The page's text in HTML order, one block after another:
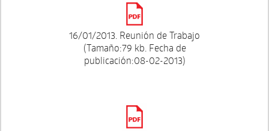
16/01/2013. Reunión de Trabajo
(Tamaño:79 kb. Fecha de
publicación:08-02-2013)